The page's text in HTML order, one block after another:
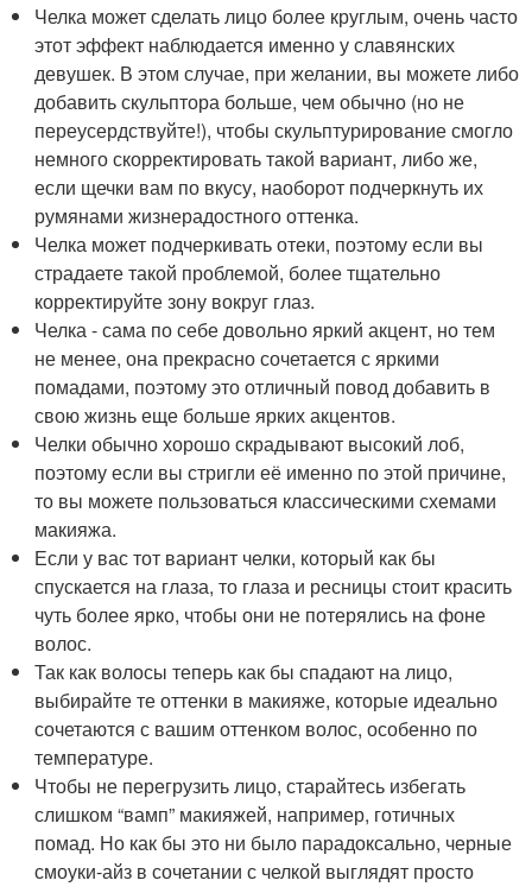
Челка может сделать лицо более круглым, очень часто
этот эффект наблюдается именно у славянских
девушек. В этом случае, при желании, вы можете либо
добавить скульптора больше, чем обычно (но не
переусердствуйте!), чтобы скульптурирование смогло
немного скорректировать такой вариант, либо же,
если щечки вам по вкусу, наоборот подчеркнуть их
румянами жизнерадостного оттенка.
Челка может подчеркивать отеки, поэтому если вы
страдаете такой проблемой, более тщательно
корректируйте зону вокруг глаз.
Челка - сама по себе довольно яркий акцент, но тем
не менее, она прекрасно сочетается с яркими
помадами, поэтому это отличный повод добавить в
свою жизнь еще больше ярких акцентов.
Челки обычно хорошо скрадывают высокий лоб,
поэтому если вы стригли её именно по этой причине,
то вы можете пользоваться классическими схемами
макияжа.
Если у вас тот вариант челки, который как бы
спускается на глаза, то глаза и ресницы стоит красить
чуть более ярко, чтобы они не потерялись на фоне
волос.
Так как волосы теперь как бы спадают на лицо,
выбирайте те оттенки в макияже, которые идеально
сочетаются с вашим оттенком волос, особенно по
температуре.
Чтобы не перегрузить лицо, старайтесь избегать
слишком “вамп” макияжей, например, готичных
помад. Но как бы это ни было парадоксально, черные
смоуки-айз в сочетании с челкой выглядят просто